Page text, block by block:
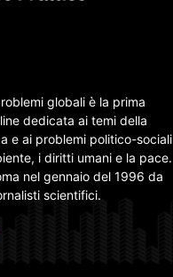
globali è la prima
dedicata ai temi della
e ai problemi politico-sociali
i diritti umani e la pace.
nel gennaio del 1996 da
scientifici.